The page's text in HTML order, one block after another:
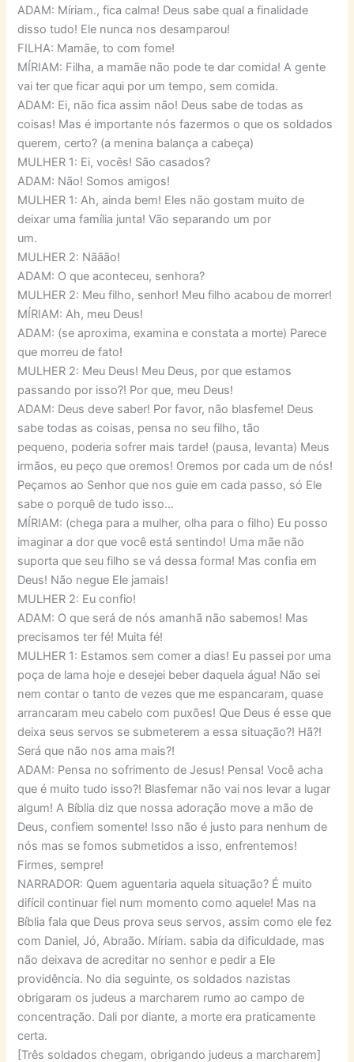
ADAM: Míriam., fica calma! Deus sabe qual a finalidade
disso tudo! Ele nunca nos desamparou!
FILHA: Mamãe, to com fome!
MÍRIAM: Filha, a mamãe não pode te dar comida! A gente
vai ter que ficar aqui por um tempo, sem comida.
ADAM: Ei, não fica assim não! Deus sabe de todas as
coisas! Mas é importante nós fazermos o que os soldados
querem, certo? (a menina balança a cabeça)
MULHER 1: Ei, vocês! São casados?
ADAM: Não! Somos amigos!
MULHER 1: Ah, ainda bem! Eles não gostam muito de
deixar uma família junta! Vão separando um por
um.
MULHER 2: Nããão!
ADAM: O que aconteceu, senhora?
MULHER 2: Meu filho, senhor! Meu filho acabou de morrer!
MÍRIAM: Ah, meu Deus!
ADAM: (se aproxima, examina e constata a morte) Parece
que morreu de fato!
MULHER 2: Meu Deus! Meu Deus, por que estamos
passando por isso?! Por que, meu Deus!
ADAM: Deus deve saber! Por favor, não blasfeme! Deus
sabe todas as coisas, pensa no seu filho, tão
pequeno, poderia sofrer mais tarde! (pausa, levanta) Meus
irmãos, eu peço que oremos! Oremos por cada um de nós!
Peçamos ao Senhor que nos guie em cada passo, só Ele
sabe o porquê de tudo isso…
MÍRIAM: (chega para a mulher, olha para o filho) Eu posso
imaginar a dor que você está sentindo! Uma mãe não
suporta que seu filho se vá dessa forma! Mas confia em
Deus! Não negue Ele jamais!
MULHER 2: Eu confio!
ADAM: O que será de nós amanhã não sabemos! Mas
precisamos ter fé! Muita fé!
MULHER 1: Estamos sem comer a dias! Eu passei por uma
poça de lama hoje e desejei beber daquela água! Não sei
nem contar o tanto de vezes que me espancaram, quase
arrancaram meu cabelo com puxões! Que Deus é esse que
deixa seus servos se submeterem a essa situação?! Hã?!
Será que não nos ama mais?!
ADAM: Pensa no sofrimento de Jesus! Pensa! Você acha
que é muito tudo isso?! Blasfemar não vai nos levar a lugar
algum! A Bíblia diz que nossa adoração move a mão de
Deus, confiem somente! Isso não é justo para nenhum de
nós mas se fomos submetidos a isso, enfrentemos!
Firmes, sempre!
NARRADOR: Quem aguentaria aquela situação? É muito
difícil continuar fiel num momento como aquele! Mas na
Bíblia fala que Deus prova seus servos, assim como ele fez
com Daniel, Jó, Abraão. Míriam. sabia da dificuldade, mas
não deixava de acreditar no senhor e pedir a Ele
providência. No dia seguinte, os soldados nazistas
obrigaram os judeus a marcharem rumo ao campo de
concentração. Dali por diante, a morte era praticamente
certa.
[Três soldados chegam, obrigando judeus a marcharem]